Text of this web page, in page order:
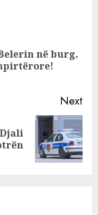
në burg,
Next